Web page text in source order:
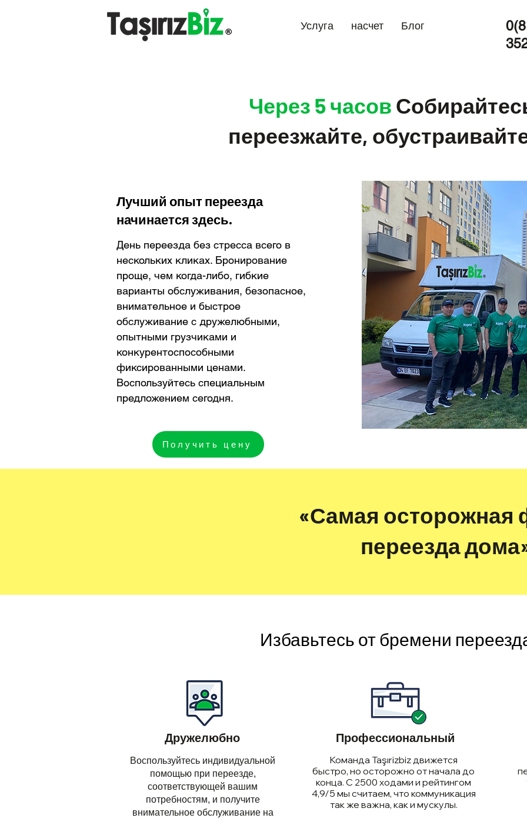
Услуга насчет Блог
Через 5 часов
переезжайте,
Лучший опыт переезда
начинается здесь.
День переезда без стресса всего в
нескольких кликах. Бронирование
проще, чем когда-либо, гибкие
варианты обслуживания, безопасное,
внимательное и быстрое
обслуживание с дружелюбными,
опытными грузчиками и
конкурентоспособными
фиксированными ценами.
Воспользуйтесь специальным
предложением сегодня.
Получить цену
«Самая осторожная
переезда
Избавьтесь от бремени
Дружелюбно
Воспользуйтесь индивидуальной
помощью при переезде,
соответствующей вашим
потребностям, и получите
внимательное обслуживание на
Профессиональный
Команда Taşırizbiz движется
быстро, но осторожно от начала до
конца. С 2500 ходами и рейтингом
4,9/5 мы считаем, что коммуникация
так же важна, как и мускулы.